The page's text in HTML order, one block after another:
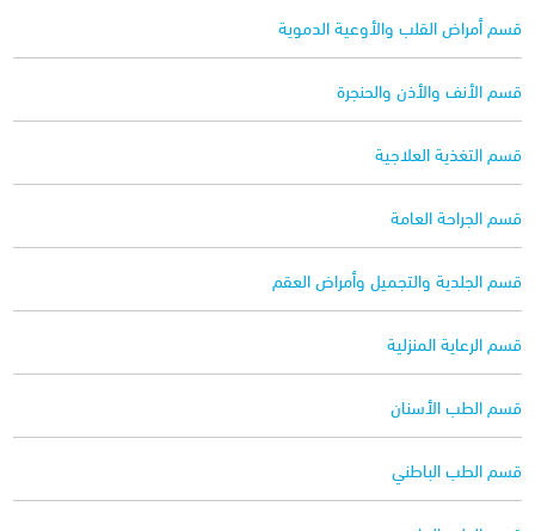
قسم أمراض القلب والأوعية الدموية
قسم الأنف والأذن والحنجرة
قسم التغذية العلاجية
قسم الجراحة العامة
قسم الجلدية والتجميل وأمراض العقم
قسم الرعاية المنزلية
قسم الطب الأسنان
قسم الطب الباطني